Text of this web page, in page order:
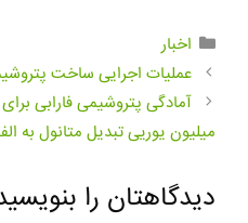
اخبار
عملیات اجرایی ساخت
میلیون یوریی تبدیل متانول به
دیدگاهتان را